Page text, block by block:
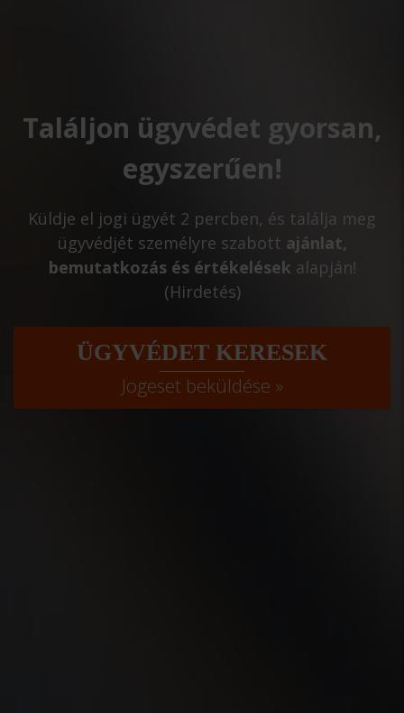
Találjon ügyvédet gyorsan,
egyszerűen!
Küldje el jogi ügyét 2 percben, és találja meg
ügyvédjét személyre szabott ajánlat,
bemutatkozás és értékelések alapján!
(Hirdetés)
ÜGYVÉDET KERESEK
Jogeset beküldése »